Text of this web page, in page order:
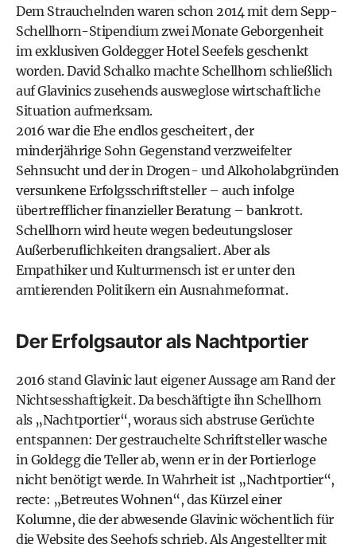
Dem Strauchelnden waren schon 2014 mit dem Sepp-
Schellhorn-Stipendium zwei Monate Geborgenheit
im exklusiven Goldegger Hotel Seefels geschenkt
worden. David ­Schalko machte Schellhorn schließlich
auf Glavinics zusehends ausweglose wirtschaftliche
Situation aufmerksam.
2016 war die Ehe endlos gescheitert, der
minderjährige Sohn Gegenstand verzweifelter
Sehnsucht und der in Drogen- und Alkoholabgründen
versunkene Erfolgsschriftsteller – auch infolge
übertrefflicher finanzieller Beratung – bank­rott.
Schellhorn wird heute wegen bedeutungsloser
Außerberuflichkeiten drangsaliert. Aber als
Empathiker und Kulturmensch ist er unter den
amtierenden Politikern ein Ausnahmeformat.
Der Erfolgsautor als Nachtportier
2016 stand Glavinic laut eigener Aussage am Rand der
Nichtsesshaftigkeit. Da beschäftigte ihn Schellhorn
als „Nachtportier“, woraus sich abstruse Gerüchte
entspannen: Der gestrauchelte Schriftsteller wasche
in Goldegg die Teller ab, wenn er in der Portierloge
nicht benötigt werde. In Wahrheit ist „Nachtportier“,
recte: „Betreutes Wohnen“, das Kürzel einer
Kolumne, die der abwesende Glavinic wöchentlich für
die Website des Seehofs schrieb. Als Angestellter mit